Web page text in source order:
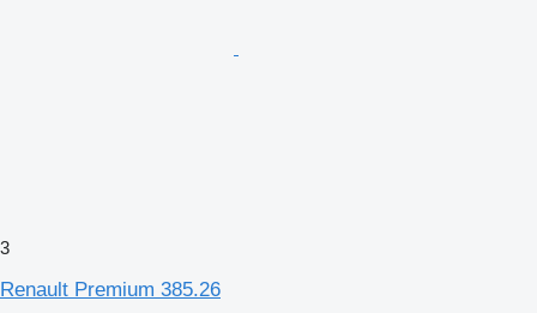
3
Renault Premium 385.26